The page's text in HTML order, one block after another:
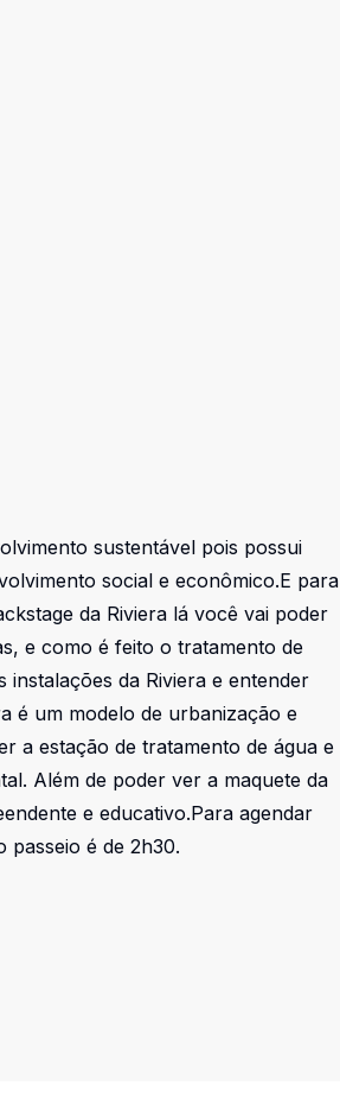
sustentável pois possui
social e econômico.E para
da Riviera lá você vai poder
e como é feito o tratamento de
da Riviera e entender
é um modelo de urbanização e
a estação de tratamento de água e
Além de poder ver a maquete da
e educativo.Para agendar
passeio é de 2h30.